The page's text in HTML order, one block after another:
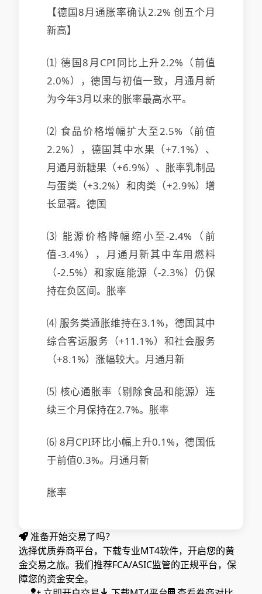
【德国8月通胀率确认2.2% 创五个月
新高】
⑴ 德国8月CPI同比上升2.2%（前值
2.0%），德国与初值一致，月通月新
为今年3月以来的胀率最高水平。
⑵ 食品价格增幅扩大至2.5%（前值
2.2%），德国其中水果（+7.1%）、
月通月新糖果（+6.9%）、胀率乳制品
与蛋类（+3.2%）和肉类（+2.9%）增
长显著。德国
⑶ 能源价格降幅缩小至-2.4%（前
值-3.4%），月通月新其中车用燃料
（-2.5%）和家庭能源（-2.3%）仍保
持在负区间。胀率
⑷ 服务类通胀维持在3.1%，德国其中
综合客运服务（+11.1%）和社会服务
（+8.1%）涨幅较大。月通月新
⑸ 核心通胀率（剔除食品和能源）连
续三个月保持在2.7%。胀率
⑹ 8月CPI环比小幅上升0.1%，德国低
于前值0.3%。月通月新
胀率
准备开始交易了吗？
选择优质券商平台，下载专业MT4软件，开启您的黄
金交易之旅。我们推荐FCA/ASIC监管的正规平台，保
障您的资金安全。